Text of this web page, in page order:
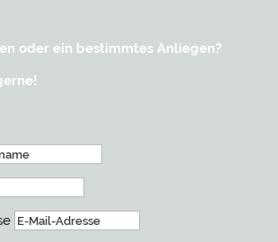
oder ein bestimmtes Anliegen?